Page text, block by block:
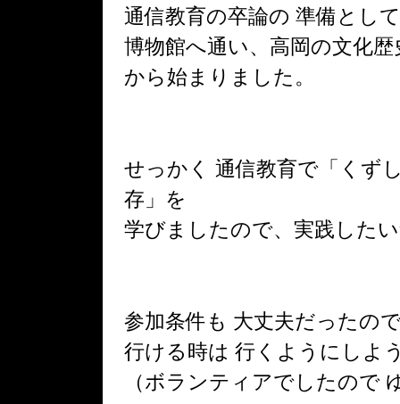
通信教育の卒論の 準備とし
博物館へ通い、高岡の文化
から始まりました。
せっかく 通信教育で「くず
存」を
学びましたので、実践した
参加条件も 大丈夫だったの
行ける時は 行くようにしよ
（ボランティアでしたので